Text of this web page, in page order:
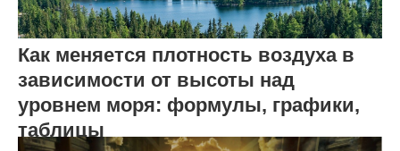
Как меняется плотность воздуха в
зависимости от высоты над
уровнем моря: формулы, графики,
таблицы